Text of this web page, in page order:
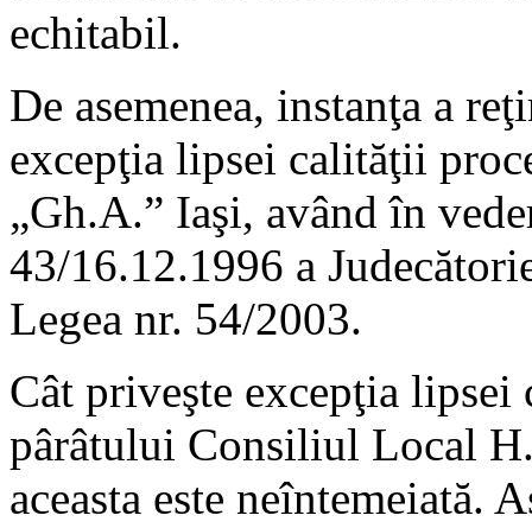
echitabil.
De asemenea, instanţa a
excepţia lipsei calităţii
„Gh.A.” Iaşi, având în
43/16.12.1996 a
Legea nr. 54/2003.
Cât priveşte excepţia lipsei
pârâtului Consiliul Local
aceasta este